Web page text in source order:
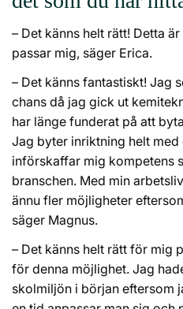
– Det känns helt rätt! Detta
passar mig, säger Erica.
– Det känns fantastiskt! Jag
chans då jag gick ut
har länge funderat på att
Jag byter inriktning helt
införskaffar mig kompetens
branschen. Med min
ännu fler möjligheter
säger Magnus.
– Det känns helt rätt för mig
för denna möjlighet. Jag
skolmiljön i början eftersom